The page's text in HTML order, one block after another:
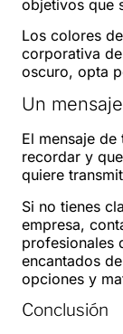
objetivos que
Los colores
corporativa
oscuro, opta
Un
El mensaje
recordar y
quiere
Si no tienes
empresa,
profesionales
encantados
opciones y
Conclusión